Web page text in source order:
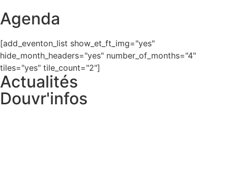
Agenda
[add_eventon_list show_et_ft_img="yes"
hide_month_headers="yes" number_of_months="4"
tiles="yes" tile_count="2"]
Actualités
Douvr'infos